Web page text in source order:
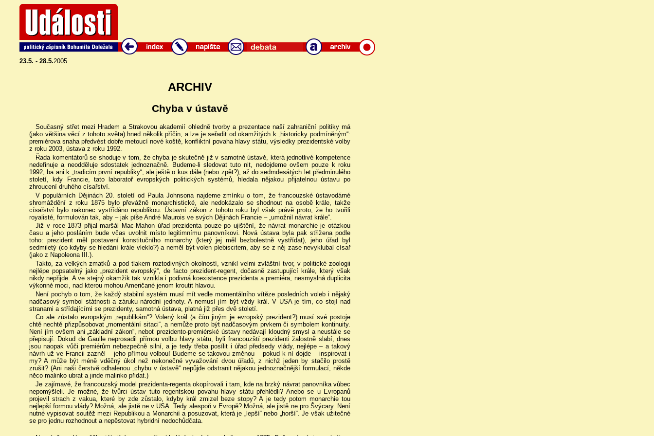
23.5. - 28.5.2005
ARCHIV
Chyba v ústavě
Současný střet mezi Hradem a Strakovou akademií ohledně tvorby a prezentace naší zahraniční politiky má
(jako většina věcí z tohoto světa) hned několik příčin, a lze je seřadit od okamžitých k „historicky podmíněným“:
premiérova snaha předvést dobře metoucí nové koště, konfliktní povaha hlavy státu, výsledky prezidentské volby
z roku 2003, ústava z roku 1992.
Řada komentátorů se shoduje v tom, že chyba je skutečně již v samotné ústavě, která jednotlivé kompetence
nedefinuje a neodděluje sdostatek jednoznačně. Budeme-li sledovat tuto nit, nedojdeme ovšem pouze k roku
1992, ba ani k „tradicím první republiky“, ale ještě o kus dále (nebo zpět?), až do sedmdesátých let předminulého
století, kdy Francie, tato laboratoř evropských politických systémů, hledala nějakou přijatelnou ústavu po
zhroucení druhého císařství.
V populárních Dějinách 20. století od Paula Johnsona najdeme zmínku o tom, že francouzské ústavodárné
shromáždění z roku 1875 bylo převážně monarchistické, ale nedokázalo se shodnout na osobě krále, takže
císařství bylo nakonec vystřídáno republikou. Ústavní zákon z tohoto roku byl však právě proto, že ho tvořili
royalisté, formulován tak, aby – jak píše André Maurois ve svých Dějinách Francie – „umožnil návrat krále“.
Již v roce 1873 přijal maršál Mac-Mahon úřad prezidenta pouze po ujištění, že návrat monarchie je otázkou
času a jeho posláním bude včas uvolnit místo legitimnímu panovníkovi. Nová ústava byla pak střižena podle
toho: prezident měl postavení konstitučního monarchy (který jej měl bezbolestně vystřídat), jeho úřad byl
sedmiletý (co kdyby se hledání krále vleklo?) a neměl být volen plebiscitem, aby se z něj zase nevyklubal císař
(jako z Napoleona III.).
Takto, za velkých zmatků a pod tlakem roztodivných okolností, vznikl velmi zvláštní tvor, v politické zoologii
nejlépe popsatelný jako „prezident evropský“, de facto prezident-regent, dočasně zastupující krále, který však
nikdy nepřijde. A ve stejný okamžik tak vznikla i podivná koexistence prezidenta a premiéra, nesmyslná duplicita
výkonné moci, nad kterou mohou Američané jenom kroutit hlavou.
Není pochyb o tom, že každý stabilní systém musí mít vedle momentálního vítěze posledních voleb i nějaký
nadčasový symbol státnosti a záruku národní jednoty. A nemusí jím být vždy král. V USA je tím, co stojí nad
stranami a střídajícími se prezidenty, samotná ústava, platná již přes dvě století.
Co ale zůstalo evropským „republikám“? Volený král (a čím jiným je evropský prezident?) musí své postoje
chtě nechtě přizpůsobovat „momentální sitaci“, a nemůže proto být nadčasovým prvkem či symbolem kontinuity.
Není jím ovšem ani „základní zákon“, neboť prezidento-premiérské ústavy nedávají kloudný smysl a neustále se
přepisují. Dokud de Gaulle neprosadil přímou volbu hlavy státu, byli francouzští prezidenti žalostně slabí, dnes
jsou naopak vůči premiérům nebezpečně silní, a je tedy třeba posílit i úřad předsedy vlády, nejlépe – a takový
návrh už ve Francii zazněl – jeho přímou volbou! Budeme se takovou změnou – pokud k ní dojde – inspirovat i
my? A může být méně vděčný úkol než nekonečné vyvažování dvou úřadů, z nichž jeden by stačilo prostě
zrušit? (Ani naši čerstvě odhalenou „chybu v ústavě“ nepůjde odstranit nějakou jednoznačnější formulací, někde
něco malinko ubrat a jinde malinko přidat.)
Je zajímavé, že francouzský model prezidenta-regenta okopírovali i tam, kde na brzký návrat panovníka vůbec
nepomýšleli. Je možné, že tvůrci ústav tuto regentskou povahu hlavy státu přehlédli? Anebo se u Evropanů
projevil strach z vakua, které by zde zůstalo, kdyby král zmizel beze stopy? A je tedy potom monarchie tou
nejlepší formou vlády? Možná, ale jistě ne v USA. Tedy alespoň v Evropě? Možná, ale jistě ne pro Švýcary. Není
nutné vypisovat soutěž mezi Republikou a Monarchií a posuzovat, která je „lepší“ nebo „horší“. Je však užitečné
se pro jednu rozhodnout a nepěstovat hybridní nedochůdčata.